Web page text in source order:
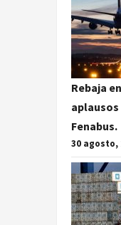
Rebaja
Fenabus.
30 agosto,